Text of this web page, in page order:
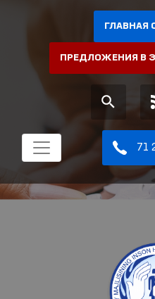
ГЛАВНАЯ
ПРЕДЛОЖЕНИЯ В
71